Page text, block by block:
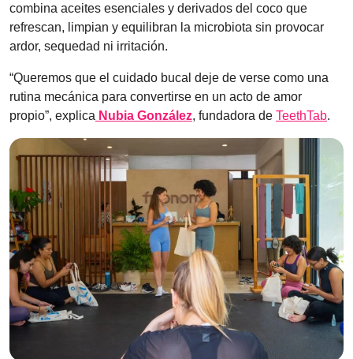
combina aceites esenciales y derivados del coco que
refrescan, limpian y equilibran la microbiota sin provocar
ardor, sequedad ni irritación.
“Queremos que el cuidado bucal deje de verse como una
rutina mecánica para convertirse en un acto de amor
propio”, explica Nubia González, fundadora de TeethTab.